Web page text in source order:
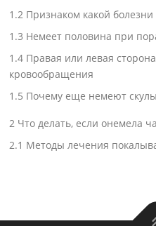
1.2 Признаком какой
1.3 Немеет половина при
1.4 Правая или левая
кровообращения
1.5 Почему еще немеют
2 Что делать, если онемела
2.1 Методы лечения